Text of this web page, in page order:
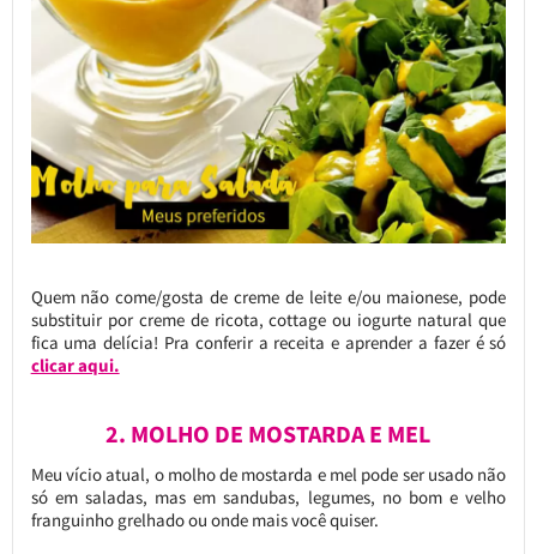
Quem não come/gosta de creme de leite e/ou maionese, pode
substituir por creme de ricota, cottage ou iogurte natural que
fica uma delícia! Pra conferir a receita e aprender a fazer é só
clicar aqui.
2. MOLHO DE MOSTARDA E MEL
Meu vício atual, o molho de mostarda e mel pode ser usado não
só em saladas, mas em sandubas, legumes, no bom e velho
franguinho grelhado ou onde mais você quiser.